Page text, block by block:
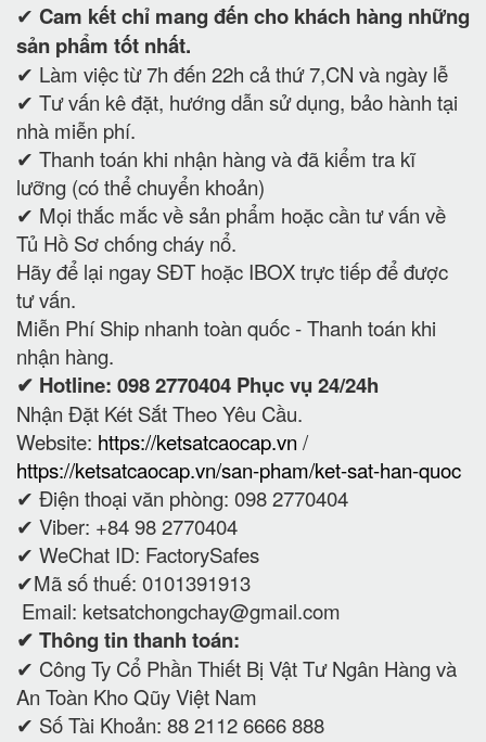
✔ Cam kếtchỉ mang đến cho khách hàng những
sản phẩm tốt nhất.
✔ Làm việc từ 7h đến 22h cả thứ 7,CN và ngày lễ
✔ Tư vấn kê đặt, hướng dẫn sử dụng, bảo hành tại
nhà miễn phí.
✔ Thanh toán khi nhận hàng và đã kiểm tra kĩ
lưỡng (có thể chuyển khoản)
✔ Mọi thắc mắc về sản phẩm hoặc cần tư vấn về
Tủ Hồ Sơ chống cháy nổ.
Hãy để lại ngay SĐT hoặc IBOX trực tiếp để được
tư vấn.
Miễn Phí Ship nhanh toàn quốc - Thanh toán khi
nhận hàng.
✔ Hotline: 098 2770404 Phục vụ 24/24h
Nhận Đặt Két Sắt Theo Yêu Cầu.
Website: https://ketsatcaocap.vn /
https://ketsatcaocap.vn/san-pham/ket-sat-han-quoc
✔ Điện thoại văn phòng: 098 2770404
✔ Viber: +84 98 2770404
✔ WeChat ID: FactorySafes
✔Mã số thuế: 0101391913
Email: ketsatchongchay@gmail.com
✔ Thông tin thanh toán:
✔ Công Ty Cổ Phần Thiết Bị Vật Tư Ngân Hàng và
An Toàn Kho Qũy Việt Nam
✔ Số Tài Khoản: 88 2112 6666 888